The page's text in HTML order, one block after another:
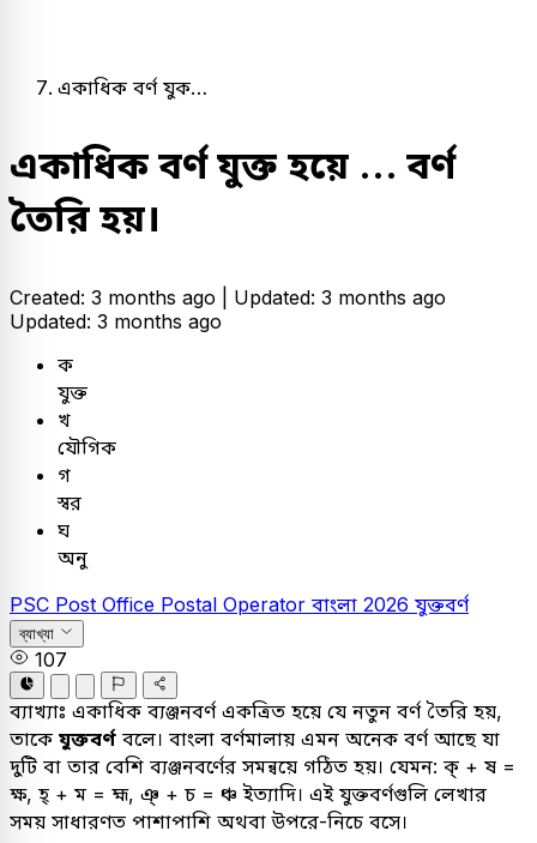
একাধিক বর্ণ যুক…
একাধিক বর্ণ যুক্ত হয়ে ... বর্ণ
তৈরি হয়।
Created: 3 months ago | Updated: 3 months ago
Updated: 3 months ago
ক
যুক্ত
খ
যৌগিক
গ
স্বর
ঘ
অনু
PSC Post Office Postal Operator বাংলা 2026 যুক্তবর্ণ
ব্যাখ্যা
107
ব্যাখ্যাঃ একাধিক ব্যঞ্জনবর্ণ একত্রিত হয়ে যে নতুন বর্ণ তৈরি হয়,
তাকে যুক্তবর্ণ বলে। বাংলা বর্ণমালায় এমন অনেক বর্ণ আছে যা
দুটি বা তার বেশি ব্যঞ্জনবর্ণের সমন্বয়ে গঠিত হয়। যেমন: ক্ + ষ =
ক্ষ, হ্ + ম = হ্ম, ঞ্ + চ = ঞ্চ ইত্যাদি। এই যুক্তবর্ণগুলি লেখার
সময় সাধারণত পাশাপাশি অথবা উপরে-নিচে বসে।